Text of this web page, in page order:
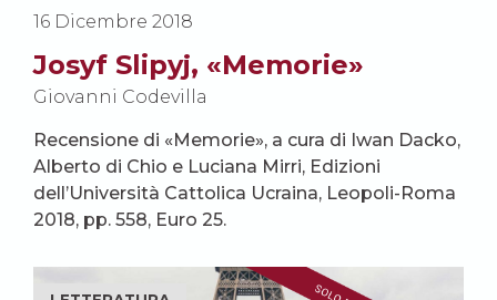
16 Dicembre 2018
Josyf Slipyj, «Memorie»
Giovanni Codevilla
Recensione di «Memorie», a cura di Iwan Dacko,
Alberto di Chio e Luciana Mirri, Edizioni
dell’Università Cattolica Ucraina, Leopoli-Roma
2018, pp. 558, Euro 25.